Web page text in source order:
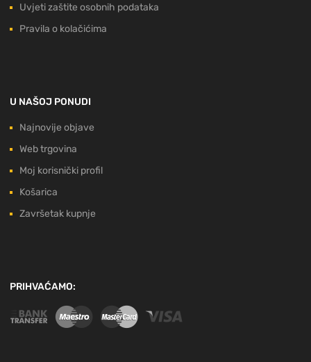
Uvjeti zaštite osobnih podataka
Pravila o kolačićima
U NAŠOJ PONUDI
Najnovije objave
Web trgovina
Moj korisnički profil
Košarica
Završetak kupnje
PRIHVAĆAMO: